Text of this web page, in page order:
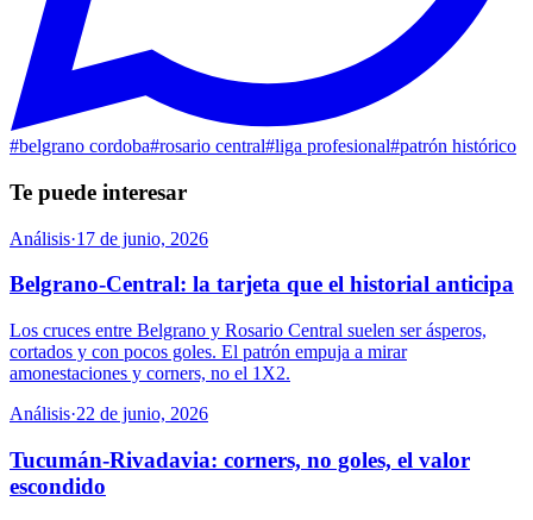
#belgrano cordoba#rosario central#liga profesional#patrón histórico
Te puede interesar
Análisis·17 de junio, 2026
Belgrano-Central: la tarjeta que el historial anticipa
Los cruces entre Belgrano y Rosario Central suelen ser ásperos,
cortados y con pocos goles. El patrón empuja a mirar
amonestaciones y corners, no el 1X2.
Análisis·22 de junio, 2026
Tucumán-Rivadavia: corners, no goles, el valor
escondido